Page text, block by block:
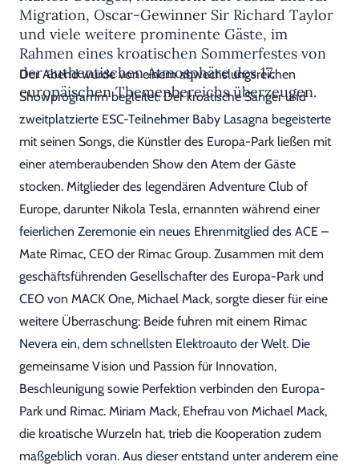
Migration, Oscar-Gewinner Sir Richard Taylor
und viele weitere prominente Gäste, im
Rahmen eines kroatischen Sommerfestes von
der authentischen Atmosphäre des 17.
europäischen Themenbereichs überzeugen.
Der Abend wurde von einem abwechslungsreichen
Showprogramm begleitet: Der kroatische Sänger und
zweitplatzierte ESC-Teilnehmer Baby Lasagna begeisterte
mit seinen Songs, die Künstler des Europa-Park ließen mit
einer atemberaubenden Show den Atem der Gäste
stocken. Mitglieder des legendären Adventure Club of
Europe, darunter Nikola Tesla, ernannten während einer
feierlichen Zeremonie ein neues Ehrenmitglied des ACE –
Mate Rimac, CEO der Rimac Group. Zusammen mit dem
geschäftsführenden Gesellschafter des Europa-Park und
CEO von MACK One, Michael Mack, sorgte dieser für eine
weitere Überraschung: Beide fuhren mit einem Rimac
Nevera ein, dem schnellsten Elektroauto der Welt. Die
gemeinsame Vision und Passion für Innovation,
Beschleunigung sowie Perfektion verbinden den Europa-
Park und Rimac. Miriam Mack, Ehefrau von Michael Mack,
die kroatische Wurzeln hat, trieb die Kooperation zudem
maßgeblich voran. Aus dieser entstand unter anderem eine